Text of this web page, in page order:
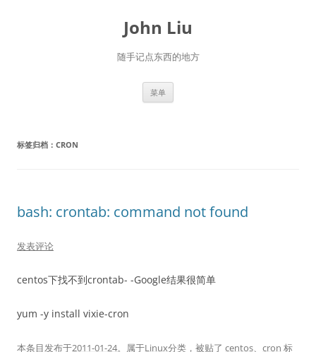
John Liu
随手记点东西的地方
菜单
标签归档： CRON
bash: crontab: command not found
发表评论
centos下找不到crontab- -Google结果很简单
yum -y install vixie-cron
本条目发布于2011-01-24。属于Linux分类，被贴了 centos、 cron 标